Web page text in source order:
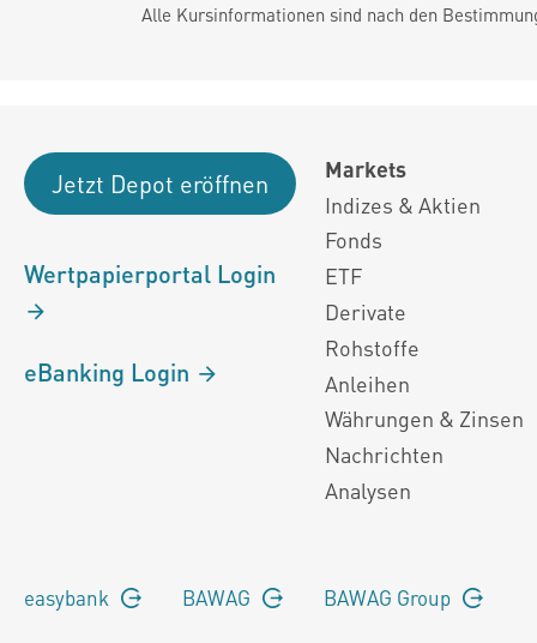
Alle Kursinformationen sind nach den
Jetzt Depot eröffnen
Wertpapierportal Login
eBanking Login
Markets
Indizes & Aktien
Fonds
ETF
Derivate
Rohstoffe
Anleihen
Währungen & Zinsen
Nachrichten
Analysen
easybank BAWAG BAWAG Group